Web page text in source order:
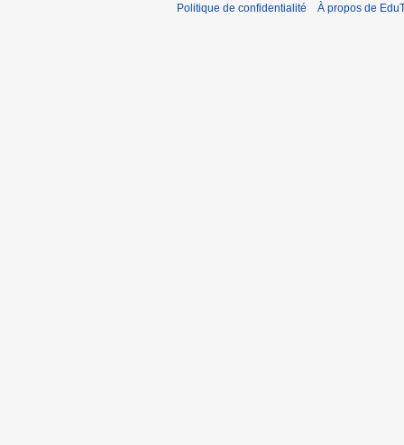
Politique de confidentialité À propos de